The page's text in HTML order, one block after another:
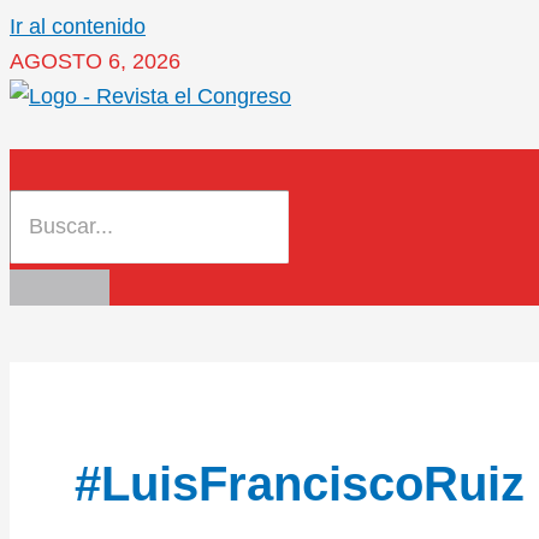
Ir al contenido
AGOSTO 6, 2026
#LuisFranciscoRuiz